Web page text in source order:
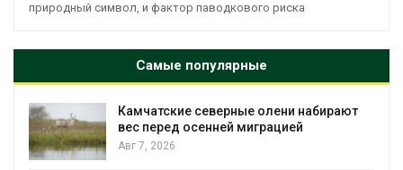
природный символ, и фактор паводкового риска
Самые популярные
Камчатские северные олени набирают
вес перед осенней миграцией
Авг 7, 2026